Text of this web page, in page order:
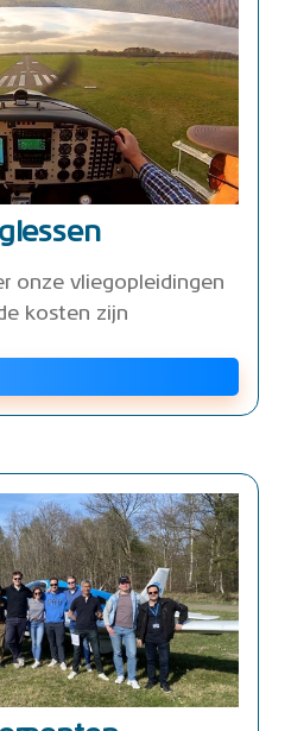
onze vliegopleidingen
kosten zijn